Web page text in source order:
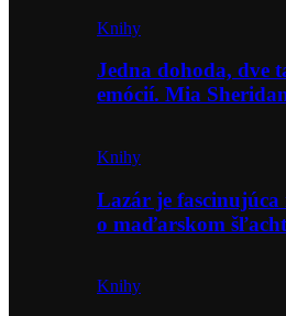
Knihy
Jedna dohoda, dve
emócií. Mia
Knihy
Lazár je fascinujúca
o maďarskom
Knihy